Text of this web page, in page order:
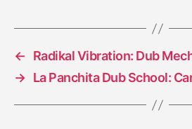
←
Radikal Vibration: Dub
→ La Panchita Dub School: